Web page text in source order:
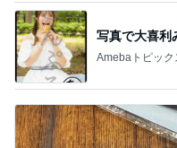
写真で大喜利
Amebaトピック